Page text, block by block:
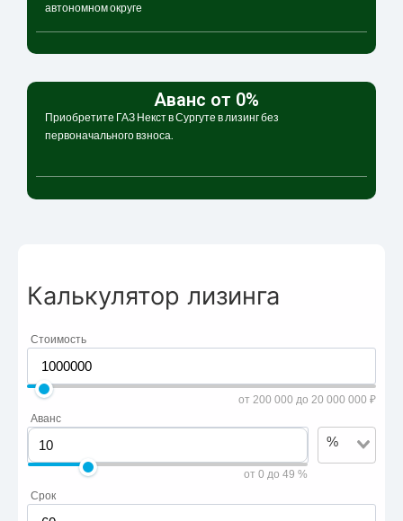
автономном округе
Аванс от 0%
Приобретите ГАЗ Некст в Сургуте в лизинг без
первоначального взноса.
Калькулятор лизинга
Стоимость
от 200 000 до 20 000 000 ₽
Аванс
от 0 до 49 %
%
Срок